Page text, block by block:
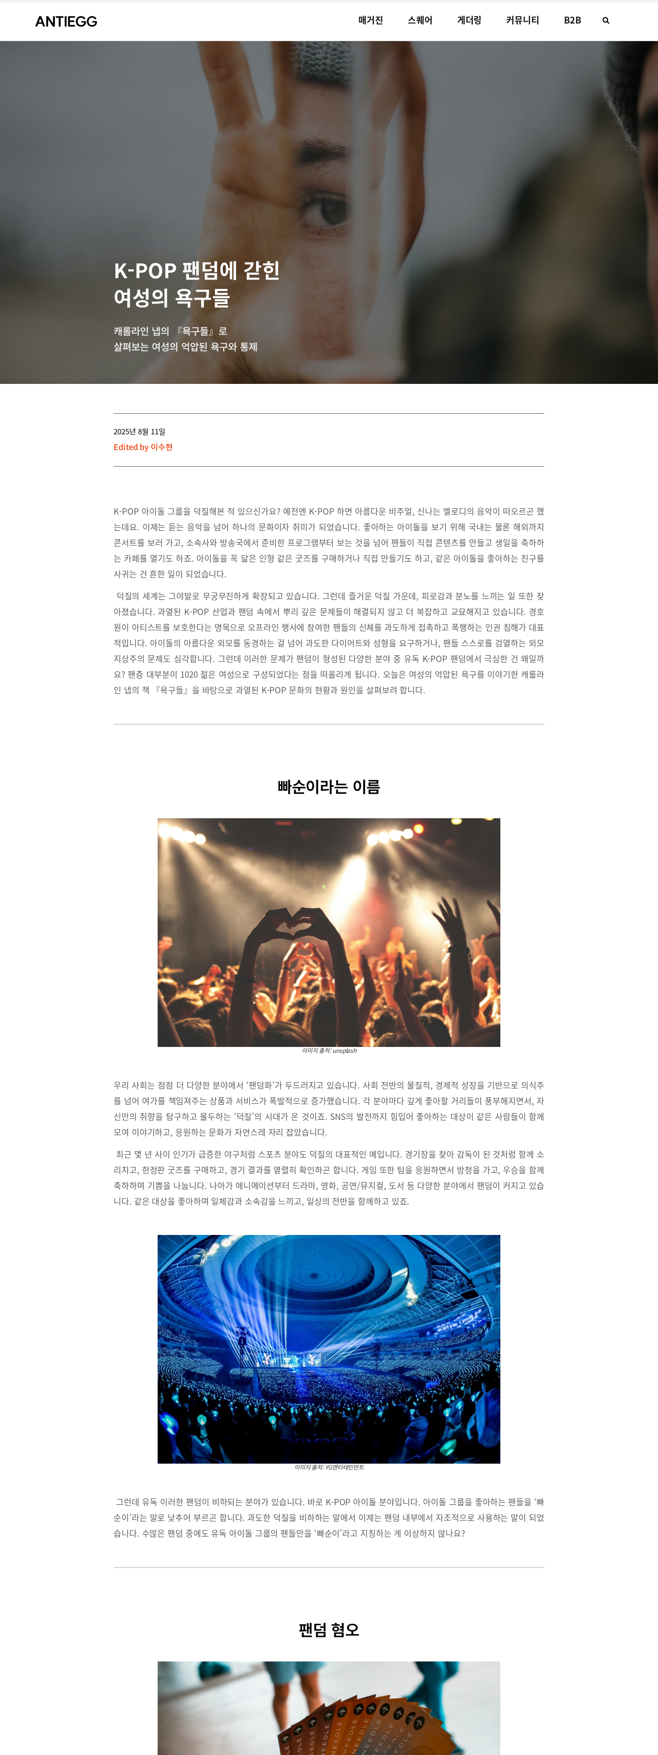
매거진 스퀘어 게더링 커뮤니티 B2B
K-POP 팬덤에 갇힌
여성의 욕구들
캐롤라인 냅의 『욕구들』로
살펴보는 여성의 억압된 욕구와 통제
2025년 8월 11일
Edited by 이수현
K-POP 아이돌 그룹을 덕질해본 적 있으신가요? 예전엔 K-POP 하면 아름다운 비주얼, 신나는 멜로디의 음악이 떠오르곤 했
는데요. 이제는 듣는 음악을 넘어 하나의 문화이자 취미가 되었습니다. 좋아하는 아이돌을 보기 위해 국내는 물론 해외까지
콘서트를 보러 가고, 소속사와 방송국에서 준비한 프로그램부터 보는 것을 넘어 팬들이 직접 콘텐츠를 만들고 생일을 축하하
는 카페를 열기도 하죠. 아이돌을 꼭 닮은 인형 같은 굿즈를 구매하거나 직접 만들기도 하고, 같은 아이돌을 좋아하는 친구를
사귀는 건 흔한 일이 되었습니다.
덕질의 세계는 그야말로 무궁무진하게 확장되고 있습니다. 그런데 즐거운 덕질 가운데, 피로감과 분노를 느끼는 일 또한 잦
아졌습니다. 과열된 K-POP 산업과 팬덤 속에서 뿌리 깊은 문제들이 해결되지 않고 더 복잡하고 교묘해지고 있습니다. 경호
원이 아티스트를 보호한다는 명목으로 오프라인 행사에 참여한 팬들의 신체를 과도하게 접촉하고 폭행하는 인권 침해가 대표
적입니다. 아이돌의 아름다운 외모를 동경하는 걸 넘어 과도한 다이어트와 성형을 요구하거나, 팬들 스스로를 검열하는 외모
지상주의 문제도 심각합니다. 그런데 이러한 문제가 팬덤이 형성된 다양한 분야 중 유독 K-POP 팬덤에서 극심한 건 왜일까
요? 팬층 대부분이 1020 젊은 여성으로 구성되었다는 점을 떠올리게 됩니다. 오늘은 여성의 억압된 욕구를 이야기한 캐롤라
인 냅의 책 『욕구들』을 바탕으로 과열된 K-POP 문화의 현황과 원인을 살펴보려 합니다.
빠순이라는 이름
이미지 출처: unsplash
우리 사회는 점점 더 다양한 분야에서 ‘팬덤화’가 두드러지고 있습니다. 사회 전반의 물질적, 경제적 성장을 기반으로 의식주
를 넘어 여가를 책임져주는 상품과 서비스가 폭발적으로 증가했습니다. 각 분야마다 깊게 좋아할 거리들이 풍부해지면서, 자
신만의 취향을 탐구하고 몰두하는 ‘덕질’의 시대가 온 것이죠. SNS의 발전까지 힘입어 좋아하는 대상이 같은 사람들이 함께
모여 이야기하고, 응원하는 문화가 자연스레 자리 잡았습니다.
최근 몇 년 사이 인기가 급증한 야구처럼 스포츠 분야도 덕질의 대표적인 예입니다. 경기장을 찾아 감독이 된 것처럼 함께 소
리치고, 한정판 굿즈를 구매하고, 경기 결과를 열렬히 확인하곤 합니다. 게임 또한 팀을 응원하면서 방청을 가고, 우승을 함께
축하하며 기쁨을 나눕니다. 나아가 애니메이션부터 드라마, 영화, 공연/뮤지컬, 도서 등 다양한 분야에서 팬덤이 커지고 있습
니다. 같은 대상을 좋아하며 일체감과 소속감을 느끼고, 일상의 전반을 함께하고 있죠.
이미지 출처: YG엔터테인먼트
그런데 유독 이러한 팬덤이 비하되는 분야가 있습니다. 바로 K-POP 아이돌 분야입니다. 아이돌 그룹을 좋아하는 팬들을 ‘빠
순이’라는 말로 낮추어 부르곤 합니다. 과도한 덕질을 비하하는 말에서 이제는 팬덤 내부에서 자조적으로 사용하는 말이 되었
습니다. 수많은 팬덤 중에도 유독 아이돌 그룹의 팬들만을 ‘빠순이’라고 지칭하는 게 이상하지 않나요?
팬덤 혐오